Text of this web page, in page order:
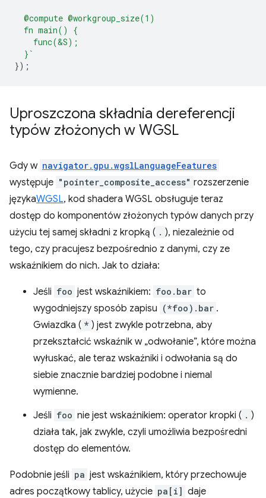
  @compute @workgroup_size(1)
  fn main() {
    func(&S);
  }`
});
Uproszczona składnia dereferencji
typów złożonych w WGSL
Gdy w navigator.gpu.wgslLanguageFeatures
występuje "pointer_composite_access" rozszerzenie
językaWGSL, kod shadera WGSL obsługuje teraz
dostęp do komponentów złożonych typów danych przy
użyciu tej samej składni z kropką ( . ), niezależnie od
tego, czy pracujesz bezpośrednio z danymi, czy ze
wskaźnikiem do nich. Jak to działa:
Jeśli foo jest wskaźnikiem: foo.bar to
wygodniejszy sposób zapisu (*foo).bar .
Gwiazdka ( * ) jest zwykle potrzebna, aby
przekształcić wskaźnik w „odwołanie”, które można
wyłuskać, ale teraz wskaźniki i odwołania są do
siebie znacznie bardziej podobne i niemal
wymienne.
Jeśli foo nie jest wskaźnikiem: operator kropki ( . )
działa tak, jak zwykle, czyli umożliwia bezpośredni
dostęp do elementów.
Podobnie jeśli pa jest wskaźnikiem, który przechowuje
adres początkowy tablicy, użycie pa[i] daje